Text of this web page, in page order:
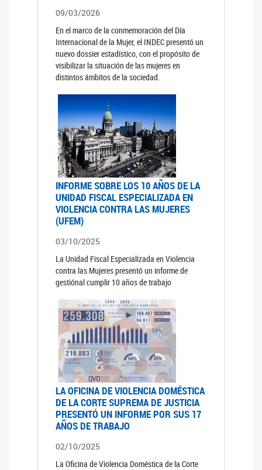
09/03/2026
En el marco de la conmemoración del Día
Internacional de la Mujer, el INDEC presentó un
nuevo dossier estadístico, con el propósito de
visibilizar la situación de las mujeres en
distintos ámbitos de la sociedad.
INFORME SOBRE LOS 10 AÑOS DE LA
UNIDAD FISCAL ESPECIALIZADA EN
VIOLENCIA CONTRA LAS MUJERES
(UFEM)
03/10/2025
La Unidad Fiscal Especializada en Violencia
contra las Mujeres presentó un informe de
gestiónal cumplir 10 años de trabajo
LA OFICINA DE VIOLENCIA DOMÉSTICA
DE LA CORTE SUPREMA DE JUSTICIA
PRESENTÓ UN INFORME POR SUS 17
AÑOS DE TRABAJO
02/10/2025
La Oficina de Violencia Doméstica de la Corte